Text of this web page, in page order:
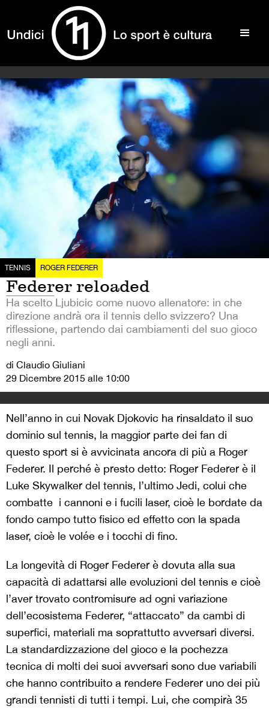
TENNIS ROGER FEDERER
Federer reloaded
Ha scelto Ljubicic come nuovo allenatore: in che
direzione andrà ora il tennis dello svizzero? Una
riflessione, partendo dai cambiamenti del suo gioco
negli anni.
di Claudio Giuliani
29 Dicembre 2015 alle 10:00
Nell’anno in cui Novak Djokovic ha rinsaldato il suo
dominio sul tennis, la maggior parte dei fan di
questo sport si è avvicinata ancora di più a Roger
Federer. Il perché è presto detto: Roger Federer è il
Luke Skywalker del tennis, l’ultimo Jedi, colui che
combatte i cannoni e i fucili laser, cioè le bordate da
fondo campo tutto fisico ed effetto con la spada
laser, cioè le volée e i tocchi di fino.
La longevità di Roger Federer è dovuta alla sua
capacità di adattarsi alle evoluzioni del tennis e cioè
l’aver trovato contromisure ad ogni variazione
dell’ecosistema Federer, “attaccato” da cambi di
superfici, materiali ma soprattutto avversari diversi.
La standardizzazione del gioco e la pochezza
tecnica di molti dei suoi avversari sono due variabili
che hanno contribuito a rendere Federer uno dei più
grandi tennisti di tutti i tempi. Lui, che compirà 35